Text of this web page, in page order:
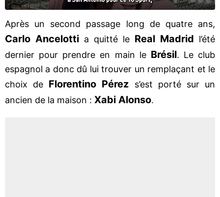
Après un second passage long de quatre ans,
Carlo Ancelotti a quitté le Real Madrid l’été
dernier pour prendre en main le Brésil. Le club
espagnol a donc dû lui trouver un remplaçant et le
choix de Florentino Pérez s’est porté sur un
ancien de la maison : Xabi Alonso.